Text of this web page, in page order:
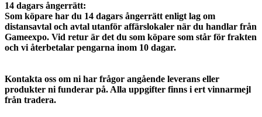
14 dagars ångerrätt:
Som köpare har du 14 dagars ångerrätt enligt lag om
distansavtal och avtal utanför affärslokaler när du handlar från
Gameexpo. Vid retur är det du som köpare som står för frakten
och vi återbetalar pengarna inom 10 dagar.
Kontakta oss om ni har frågor angående leverans eller
produkter ni funderar på. Alla uppgifter finns i ert vinnarmejl
från tradera.